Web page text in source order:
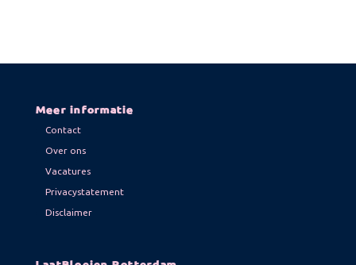
Meer informatie
Contact
Over ons
Vacatures
Privacystatement
Disclaimer